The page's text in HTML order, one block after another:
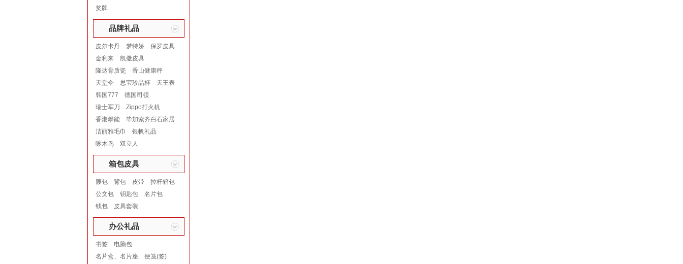
奖牌
品牌礼品
皮尔卡丹 梦特娇
保罗皮具
金利来
凯撒皮具
隆达骨质瓷
香山健康秤
天堂伞
思宝珍品杯
天王表
韩国777
德国司顿
瑞士军刀
Zippo打火机
香港攀能
毕加索齐白石家居
洁丽雅毛巾
银帆礼品
啄木鸟
双立人
箱包皮具
腰包 背包 皮带
拉杆箱包
公文包
钥匙包
名片包
钱包
皮具套装
办公礼品
书签
电脑包
名片盒、名片座
便笺(签)